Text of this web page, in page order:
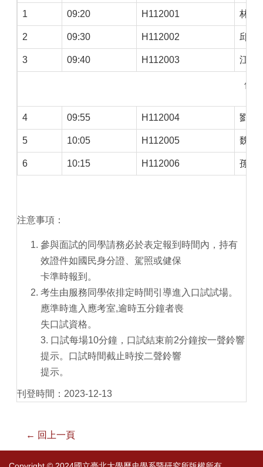
1 09:20 H112001 林○
2 09:30 H112002 邱○
3 09:40 H112003 江○
休
4 09:55 H112004 劉○
5 10:05 H112005 魏○
6 10:15 H112006 孫○
注意事項：
參與面試的同學請務必於表定報到時間內，持有
效證件如國民身分證、駕照或健保
卡準時報到。
考生由服務同學依排定時間引導進入口試試場。
應準時進入應考室,逾時五分鐘者喪
失口試資格。
3. 口試每場10分鐘，口試結束前2分鐘按一聲鈴響
提示。口試時間截止時按二聲鈴響
提示。
刊登時間：2023-12-13
← 回上一頁